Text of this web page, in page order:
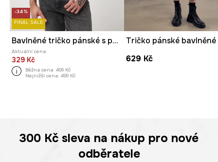
-34%
FINAL SALE
Bavlněné tričko pánské s potiskem s elastanem
Aktuální cena:
329 Kč
Běžná cena: 499 Kč
Nejnižší cena: 499 Kč
629 Kč
300 Kč sleva na nákup pro nové
odběratele